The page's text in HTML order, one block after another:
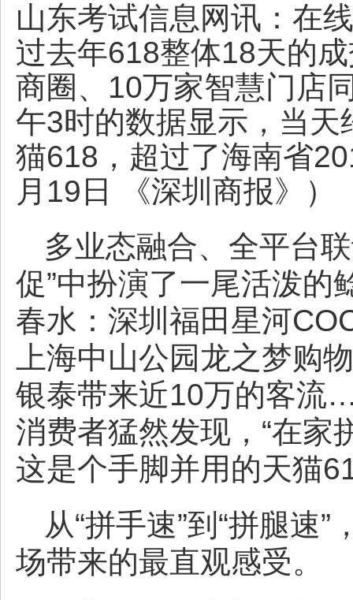
山东考试信息网讯： 在
过去年618整体18天的
商圈、10万家智慧门店
午3时的数据显示，当
猫618，超过了海南省
月19日 《深圳商报》）
多业态融合、全平台
促”中扮演了一尾活泼的
春水：深圳福田星河
上海中山公园龙之梦购
银泰带来近10万的客流
消费者猛然发现，“在家
这是个手脚并用的天猫
从“拼手速”到“拼腿速
场带来的最直观感受。